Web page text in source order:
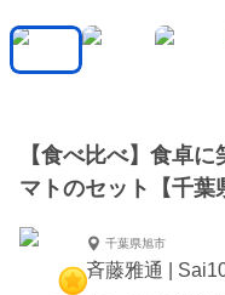
【食べ比べ】食卓
マトのセット【千葉
千葉県旭市
斉藤雅通 |